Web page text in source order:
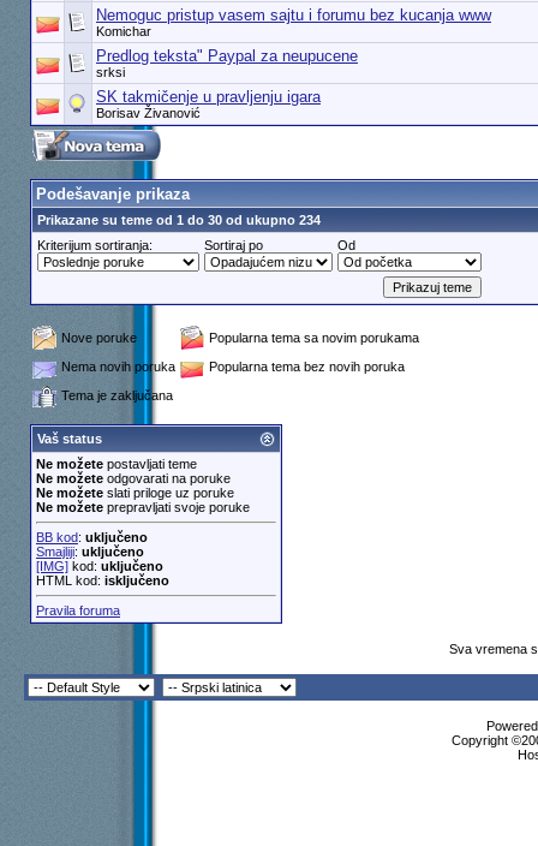
Nemoguc pristup vasem sajtu i forumu bez kucanja www
Komichar
Predlog teksta" Paypal za neupucene
srksi
SK takmičenje u pravljenju igara
Borisav Živanović
Podešavanje prikaza
Prikazane su teme od 1 do 30 od ukupno 234
Kriterijum sortiranja:
Sortiraj po Od
Nove poruke
Popularna tema sa novim porukama
Nema novih poruka
Popularna tema bez novih poruka
Tema je zaključana
Vaš status
Ne možetepostavljati teme
Ne možeteodgovarati na poruke
Ne možeteslati priloge uz poruke
Ne možeteprepravljati svoje poruke
BB kod: uključeno
Smajliji: uključeno
[IMG]kod: uključeno
HTML kod: isključeno
Pravila foruma
Sva vremena
Copyright